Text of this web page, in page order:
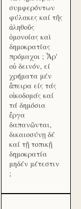
συμφερόντων
φύλακες καί τῆς
ἀληθοῦς
ὁμονοίας καὶ
δημοκρατίας
πρόμαχοι ; Ἆρ'
οὐ δεινόν, εί
χρήματα μέν
ἄπειρα είς τάς
οἰκοδομάς καί
τά δημόσια
ἔργα
δαπανῶνται,
δικαιοσύνῃ δέ
καί τῇ τοπικῇ
δημοκρατία
μηδέν μέτεστιν
;